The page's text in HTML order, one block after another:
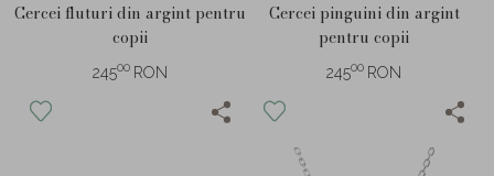
Cercei fluturi din argint pentru
copii
24500 RON
Cercei pinguini din argint
pentru copii
24500 RON